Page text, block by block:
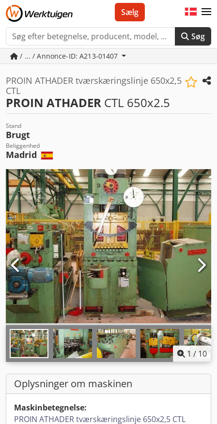
Søg
Sælg
/ ... / Annonce-ID: A213-01407
PROIN ATHADER tværskæringslinje 650x2,5
CTL
PROIN ATHADER CTL 650x2.5
Stand
Brugt
Beliggenhed
Madrid
1 / 10
Oplysninger om maskinen
Maskinbetegnelse:
PROIN ATHADER tværskæringslinje 650x2,5 CTL